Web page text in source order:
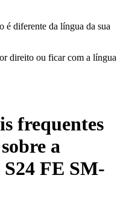
é diferente da língua da sua
direito ou ficar com a língua
frequentes
a
FE SM-